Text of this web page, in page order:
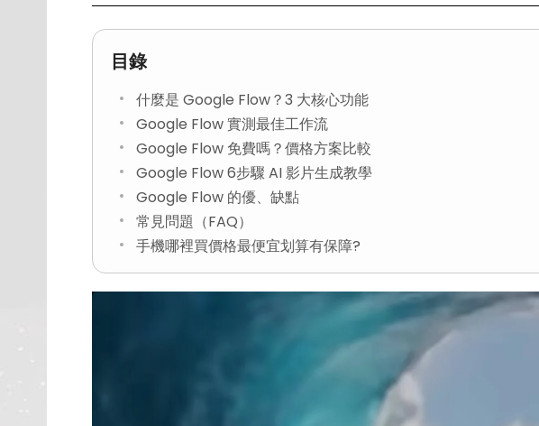
目錄
什麼是 Google Flow？3 大核心功能
Google Flow 實測最佳工作流
Google Flow 免費嗎？價格方案比較
Google Flow 6步驟 AI 影片生成教學
Google Flow 的優、缺點
常見問題（FAQ）
手機哪裡買價格最便宜划算有保障?